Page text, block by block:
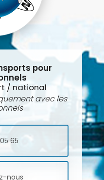
pour
/ national
avec les
65
nous